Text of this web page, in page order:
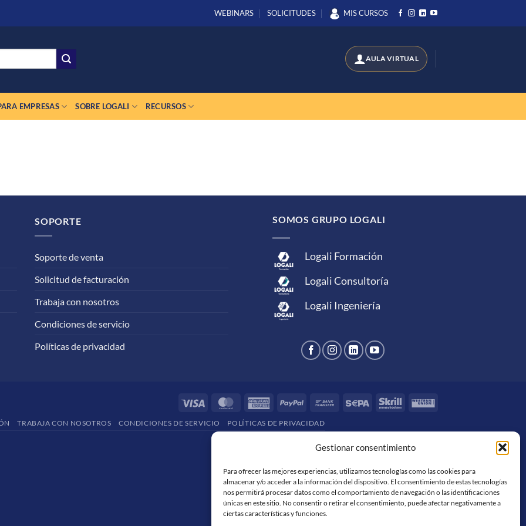
Gestionar consentimiento
Para ofrecer las mejores experiencias, utilizamos tecnologías como las cookies para
almacenar y/o acceder a la información del dispositivo. El consentimiento de estas tecnologías
nos permitirá procesar datos como el comportamiento de navegación o las identificaciones
únicas en este sitio. No consentir o retirar el consentimiento, puede afectar negativamente a
ciertas características y funciones.
WEBINARS SOLICITUDES MIS CURSOS
EMPRESAS SOBRE LOGALI RECURSOS
SOPORTE
Soporte de venta
Solicitud de facturación
Trabaja con nosotros
Condiciones de servicio
Políticas de privacidad
SOMOS GRUPO LOGALI
Logali Formación
Logali Consultoría
Logali Ingeniería
Visa MasterCardAmericanPayPal
Bank
Sepa Skrill
Western
TRABAJA CON NOSOTROS CONDICIONES DE SERVICIO POLÍTICAS DE PRIVACIDAD